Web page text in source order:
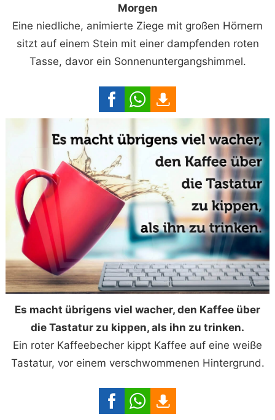
Morgen
Eine niedliche, animierte Ziege mit großen Hörnern
sitzt auf einem Stein mit einer dampfenden roten
Tasse, davor ein Sonnenuntergangshimmel.
Es macht übrigens viel wacher, den Kaffee über
die Tastatur zu kippen, als ihn zu trinken.
Ein roter Kaffeebecher kippt Kaffee auf eine weiße
Tastatur, vor einem verschwommenen Hintergrund.